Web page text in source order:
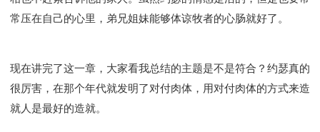
常压在自己的心里，弟兄姐妹能够体谅牧者的心肠就好了。
现在讲完了这一章，大家看我总结的主题是不是符合？约瑟真的
很厉害，在那个年代就发明了对付肉体，用对付肉体的方式来造
就人是最好的造就。